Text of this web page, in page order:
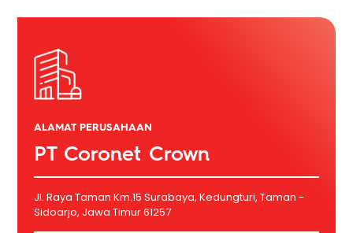
ALAMAT PERUSAHAAN
PT Coronet Crown
Jl. Raya Taman Km.15 Surabaya, Kedungturi, Taman -
Sidoarjo, Jawa Timur 61257